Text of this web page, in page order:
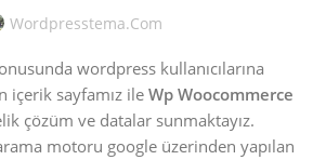
Wordpresstema.com
wordpress kullanıcılarına
içerik sayfamız ile Wp Woocommerce
çözüm ve datalar sunmaktayız.
motoru google üzerinden yapılan